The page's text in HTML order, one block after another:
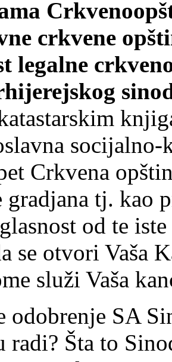
crkvene
legalne
Crkvena
gradjana tj. kao
od te
se otvori Vaša
služi Vaša
odobrenje SA
radi? Šta to